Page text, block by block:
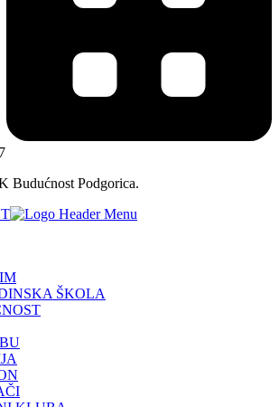
Budućnost Podgorica.
ŠKOLA